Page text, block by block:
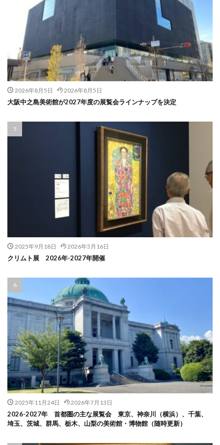
2026年8月5日 2026年8月5日
大阪中之島美術館が2027年度の展覧会ラインナップを決定
2025年9月18日 2026年5月16日
クリムト展 2026年-2027年開催
2025年11月24日 2026年7月13日
2026-2027年 首都圏の主な展覧会 東京、神奈川（横浜）、千葉、
埼玉、茨城、群馬、栃木、山梨の美術館・博物館（随時更新）